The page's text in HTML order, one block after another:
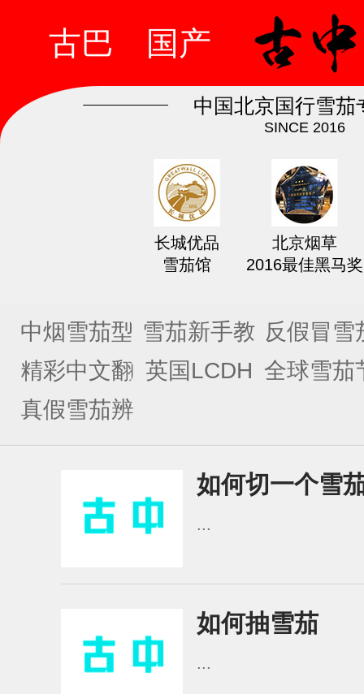
古巴 国产
中国北京国行雪茄
SINCE 2016
长城优品
雪茄馆
北京烟草
2016最佳黑马奖
中烟雪茄型
号
雪茄新手教
程
反假冒雪
课程
精彩中文翻
译
英国LCDH 全球雪茄
真假雪茄辨
别
如何切一个雪
...
如何抽雪茄
...